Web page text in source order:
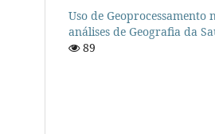
Uso de Geoprocessamento
análises de Geografia da
89